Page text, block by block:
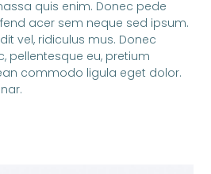
quis enim. Donec pede
acer sem neque sed ipsum.
vel, ridiculus mus. Donec
pellentesque eu, pretium
commodo ligula eget dolor.